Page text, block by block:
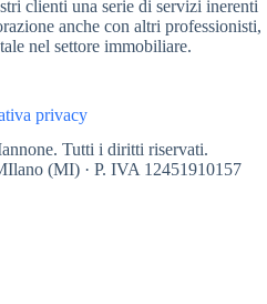
clienti una serie di servizi inerenti
anche con altri professionisti,
nel settore immobiliare.
privacy
Tutti i diritti riservati.
(MI) · P. IVA 12451910157